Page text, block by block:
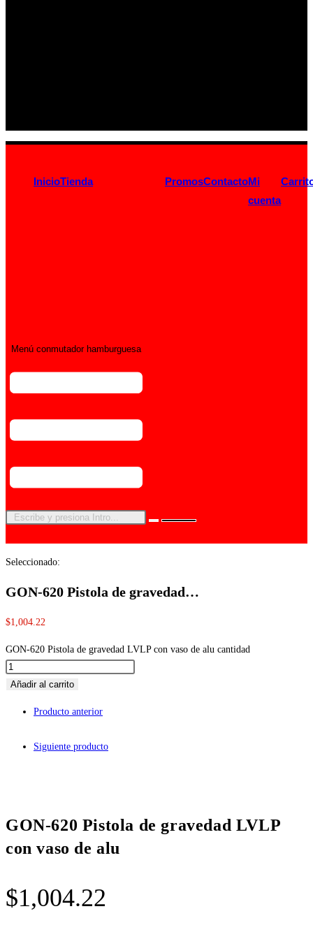
InicioTienda PromosContactoMi
cuenta
Menú conmutador hamburguesa
Seleccionado:
GON-620 Pistola de gravedad…
$1,004.22
GON-620 Pistola de gravedad LVLP con vaso de alu cantidad
Añadir al carrito
Producto anterior
Siguiente producto
GON-620 Pistola de gravedad LVLP
con vaso de alu
$1,004.22